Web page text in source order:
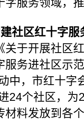
社区红十字服
关于开展社区
服务进社区示
中，市红十
24个社区，
材料发放到各